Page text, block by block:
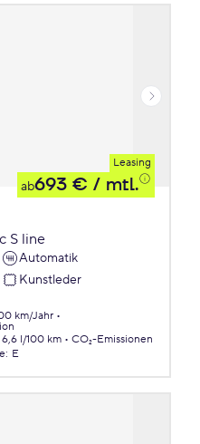
Leasing
ab693 € / mtl.
S line
Automatik
Kunstleder
km/Jahr
6,6 l/100 km
CO₂-Emissionen
: E